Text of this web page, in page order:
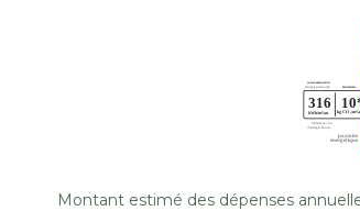
Montant estimé des dépenses